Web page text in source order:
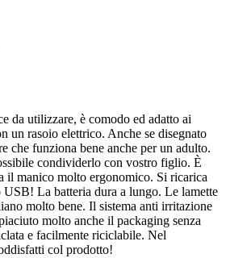
da utilizzare, è comodo ed adatto ai
un rasoio elettrico. Anche se disegnato
che funziona bene anche per un adulto.
condividerlo con vostro figlio. È
il manico molto ergonomico. Si ricarica
La batteria dura a lungo. Le lamette
molto bene. Il sistema anti irritazione
molto anche il packaging senza
e facilmente riciclabile. Nel
col prodotto!